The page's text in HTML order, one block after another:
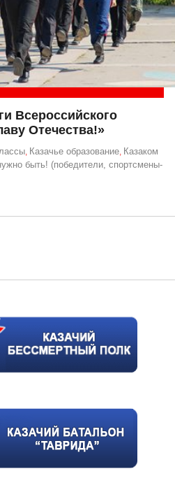
Всероссийского
Отечества!»
, Казачье образование, Казаком
быть! (победители, спортсмены-